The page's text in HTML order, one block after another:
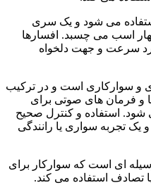
می شود و یک سری
اسب می چسبد. افسارها
سرعت و جهت دلخواه
و سوارکاری است و در ترکیب
و فرمان های صوتی برای
شود. استفاده و کنترل صحیح
یک تجربه سواری یا رانندگی
ای است که سوارکار برای
استفاده می کند.